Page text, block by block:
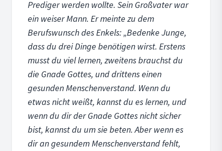
Prediger werden wollte. Sein Großvater war
ein weiser Mann. Er meinte zu dem
Berufswunsch des Enkels: „Bedenke Junge,
dass du drei Dinge benötigen wirst. Erstens
musst du viel lernen, zweitens brauchst du
die Gnade Gottes, und drittens einen
gesunden Menschenverstand. Wenn du
etwas nicht weißt, kannst du es lernen, und
wenn du dir der Gnade Gottes nicht sicher
bist, kannst du um sie beten. Aber wenn es
dir an gesundem Menschenverstand fehlt,